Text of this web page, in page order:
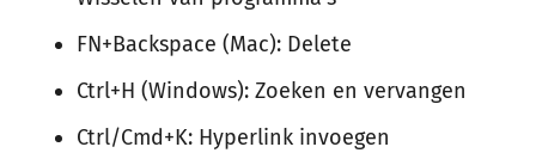
FN+Backspace (Mac): Delete
Ctrl+H (Windows): Zoeken en vervangen
Ctrl/Cmd+K: Hyperlink invoegen